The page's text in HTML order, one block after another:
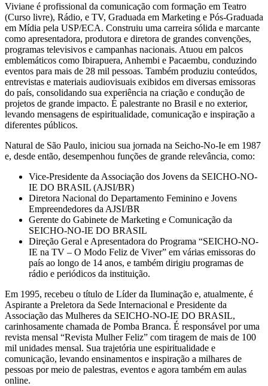
Viviane é profissional da comunicação com formação em Teatro
(Curso livre), Rádio, e TV, Graduada em Marketing e Pós-Graduada
em Mídia pela USP/ECA. Construiu uma carreira sólida e marcante
como apresentadora, produtora e diretora de grandes convenções,
programas televisivos e campanhas nacionais. Atuou em palcos
emblemáticos como Ibirapuera, Anhembi e Pacaembu, conduzindo
eventos para mais de 28 mil pessoas. Também produziu conteúdos,
entrevistas e materiais audiovisuais exibidos em diversas emissoras
do país, consolidando sua experiência na criação e condução de
projetos de grande impacto. É palestrante no Brasil e no exterior,
levando mensagens de espiritualidade, comunicação e inspiração a
diferentes públicos.
Natural de São Paulo, iniciou sua jornada na Seicho-No-Ie em 1987
e, desde então, desempenhou funções de grande relevância, como:
Vice-Presidente da Associação dos Jovens da SEICHO-NO-
IE DO BRASIL (AJSI/BR)
Diretora Nacional do Departamento Feminino e Jovens
Empreendedores da AJSI/BR
Gerente do Gabinete de Marketing e Comunicação da
SEICHO-NO-IE DO BRASIL
Direção Geral e Apresentadora do Programa “SEICHO-NO-
IE na TV – O Modo Feliz de Viver” em várias emissoras do
país ao longo de 14 anos, e também dirigiu programas de
rádio e periódicos da instituição.
Em 1995, recebeu o título de Líder da Iluminação e, atualmente, é
Aspirante a Preletora da Sede Internacional e Presidente da
Associação das Mulheres da SEICHO-NO-IE DO BRASIL,
carinhosamente chamada de Pomba Branca. É responsável por uma
revista mensal “Revista Mulher Feliz” com tiragem de mais de 100
mil unidades mensal. Sua trajetória une espiritualidade e
comunicação, levando ensinamentos e inspiração a milhares de
pessoas por meio de palestras, eventos e agora também em aulas
online.